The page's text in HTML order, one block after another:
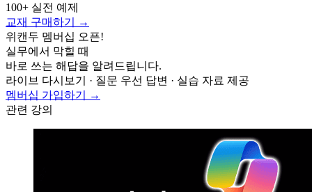
100+ 실전 예제
교재 구매하기 →
위캔두 멤버십 오픈!
실무에서 막힐 때
바로 쓰는 해답을 알려드립니다.
라이브 다시보기 · 질문 우선 답변 · 실습 자료 제공
멤버십 가입하기 →
관련 강의